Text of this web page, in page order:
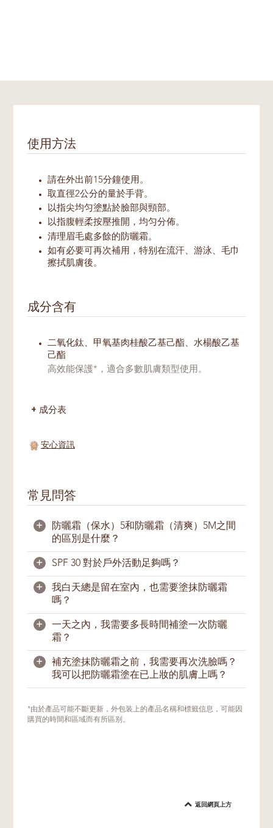
使用方法
請在外出前15分鐘使用。
取直徑2公分的量於手背。
以指尖均匀塗點於臉部與頸部。
以指腹輕柔按壓推開，均匀分佈。
清理眉毛處多餘的防曬霜。
如有必要可再次補用，特别在流汗、游泳、毛巾
擦拭肌膚後。
成分含有
二氧化鈦、甲氧基肉桂酸乙基己酯、水楊酸乙基
己酯
高效能保護*，適合多數肌膚類型使用。
成分表
安心資訊
常見問答
+
防曬霜（保水）5和防曬霜（清爽）5M之間
的區別是什麼？
防曬霜（保水）5給予肌膚自然光澤、均勻透
亮；防曬霜（清爽）5M
則幫助控製油光，保
持肌膚清爽啞光，更適合油性肌膚。
防晒霜（保水）5具有SPF30 PA+++的防曬指
數，防晒霜（清爽）5M則爲SPF30 PA++的防
曬指數。
+ SPF 30 對於戶外活動足夠嗎？
足夠。一般上，塗抹足夠的SPF30防曬產品足
以為肌膚提供戶外活動所需的紫外線防護。我
們建議您在出外前15分鐘就塗上防曬產品。
如果您需要直接暴晒在陽光下，我們建議您至
少每兩小時補塗一次防曬產品。游泳和大量出
汗後，也應馬上補塗。
+
我白天總是留在室內，也需要塗抹防曬霜
嗎？
需要。即使您長時間留在室內，我們仍建議您
塗上防曬霜，因為UVA是可穿透玻璃，照射入
室內的。
+
一天之內，我需要多長時間補塗一次防曬
霜？
由於肌膚會分泌汗液和皮脂，我們在一天中也
會與人或物品接觸，這會導致防曬保護層不可
要時，補塗防曬霜。如果您在戶外活動，應至
少每兩小時補塗一次防曬霜。游泳或大量出汗
+
補充塗抹防曬霜之前，我需要再次洗臉嗎？
我可以把防曬霜塗在已上妝的肌膚上嗎？
如果您在戶外並沒有上妝，那麼您可以使用紙
巾輕拭按幹去除肌膚表面的汗水或多餘油脂，
防曬霜塗抹得更均勻。您可選擇後續再繼續補
*由於產品可能不斷更新，外包装上的產品名稱和標籤信息，可能因
購買的時間和區域而有所區别。
返回網頁上方